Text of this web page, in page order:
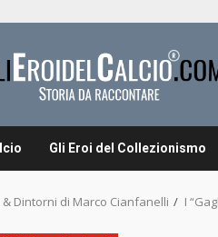
Gli Eroi del Collezionismo
Dintorni di Marco Cianfanelli I